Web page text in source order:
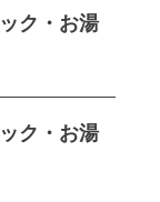
ク・お湯
ク・お湯